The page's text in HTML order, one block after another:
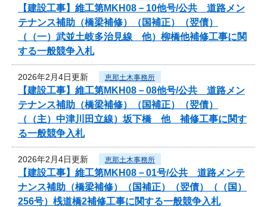
【建設工事】維工第MKH08－10他号/公共 道路メン
テナンス補助（橋梁補修）（国補正）（翌債）
（（一）武並土岐多治見線 他）柳橋他補修工事に関
する一般競争入札
2026年2月4日更新 恵那土木事務所
【建設工事】維工第MKH08－08他号/公共 道路メン
テナンス補助（橋梁補修）（国補正）（翌債）
（（主）中津川田立線）坂下橋 他 補修工事に関す
る一般競争入札
2026年2月4日更新 恵那土木事務所
【建設工事】維工第MKH08－01号/公共 道路メンテ
ナンス補助（橋梁補修）（国補正）（翌債）（（国）
256号）桟道橋2補修工事に関する一般競争入札